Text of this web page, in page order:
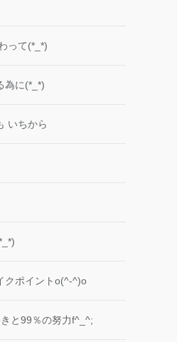
って(*_*)
為に(*_*)
いちから
クポイントo(^-^)o
と99％の努力f^_^;